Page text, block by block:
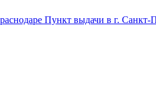
Пункт выдачи в г. Санкт-